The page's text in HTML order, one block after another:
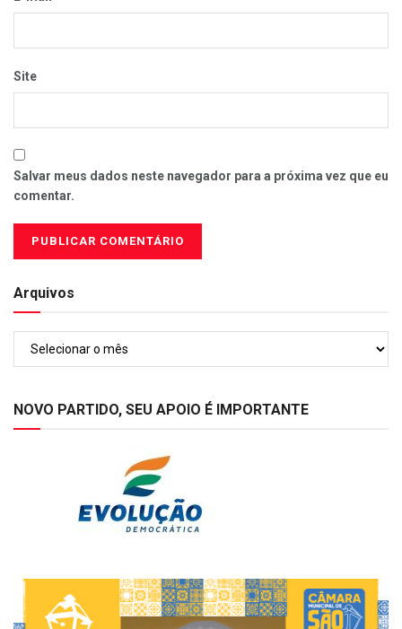
Site
Salvar meus dados neste navegador para a próxima vez que eu
comentar.
Arquivos
NOVO PARTIDO, SEU APOIO É IMPORTANTE